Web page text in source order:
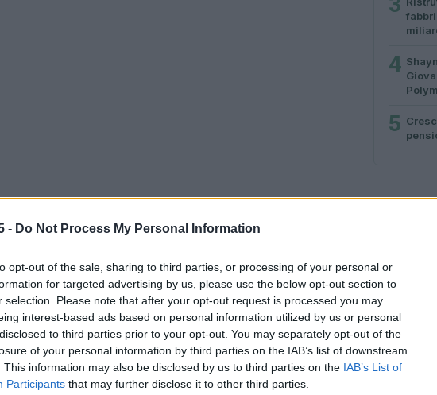
- Do Not Process My Personal Information
opt-out of the sale, sharing to third parties, or processing of your personal or
for targeted advertising by us, please use the below opt-out section to
selection. Please note that after your opt-out request is processed you may
interest-based ads based on personal information utilized by us or personal
to third parties prior to your opt-out. You may separately opt-out of the
of your personal information by third parties on the IAB’s list of downstream
This information may also be disclosed by us to third parties on the IAB’s List of
Participants that may further disclose it to other third parties.
di dicembre, l’Agenzia delle Entrate non invia
fiscali. Questo provvedimento ha
affrontare scadenze fiscali urgenti proprio
di attenzione verso le necessità dei
4
5